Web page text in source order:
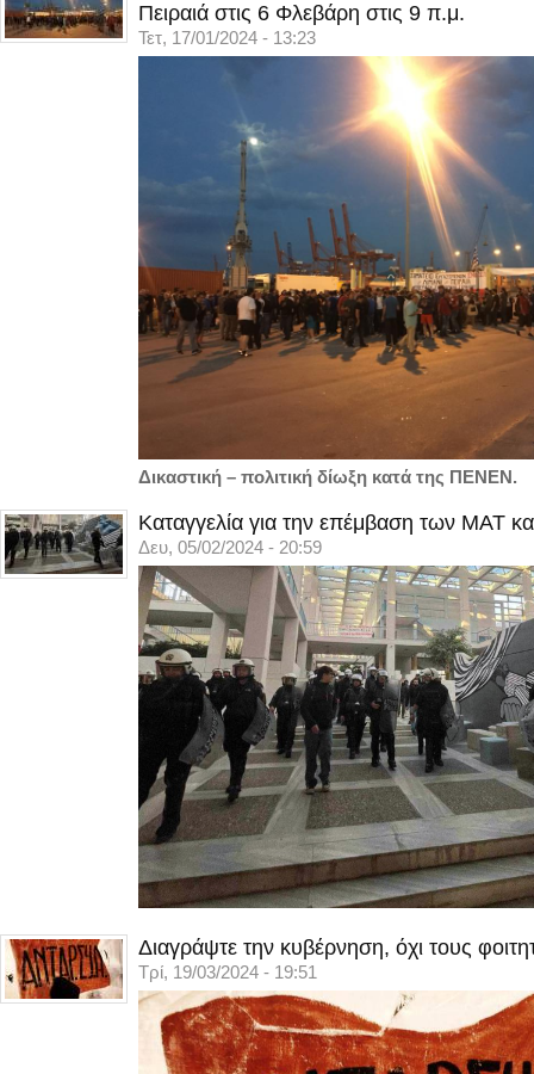
Πειραιά στις 6 Φλεβάρη στις 9 π.μ.
Τετ, 17/01/2024 - 13:23
Δικαστική – πολιτική δίωξη κατά της ΠΕΝΕΝ.
Καταγγελία για την επέμβαση των ΜΑΤ
Δευ, 05/02/2024 - 20:59
Διαγράψτε την κυβέρνηση, όχι τους
Τρί, 19/03/2024 - 19:51